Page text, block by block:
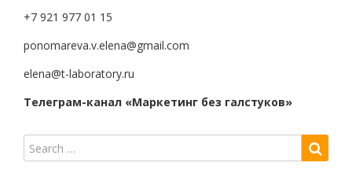
+7 921 977 01 15
ponomareva.v.elena@gmail.com
elena@t-laboratory.ru
Телеграм-канал «Маркетинг без галстуков»